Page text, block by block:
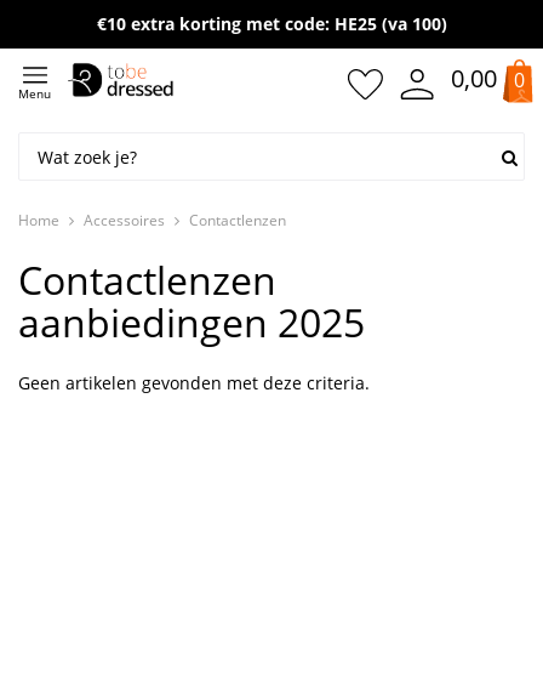
€10 extra korting met code: HE25 (va 100)
Gratis verzending vanaf 50,- (NL)
Home Accessoires Contactlenzen
Contactlenzen
aanbiedingen 2025
Geen artikelen gevonden met deze criteria.
Menu 0,00 0